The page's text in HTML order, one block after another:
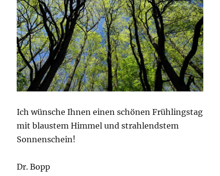
Ich wünsche Ihnen einen schönen Frühlingstag
mit blaustem Himmel und strahlendstem
Sonnenschein!
Dr. Bopp